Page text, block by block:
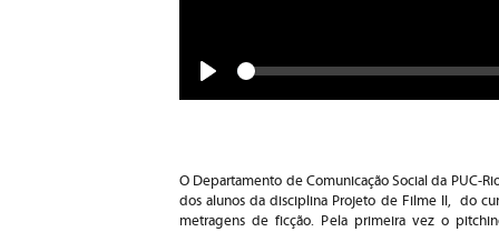
Seek
O Departamento de Comunicação Social da PUC-
dos alunos da disciplina Projeto de Filme II, do
metragens de ficção. Pela primeira vez o